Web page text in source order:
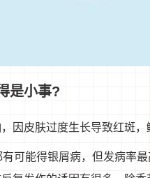
是小事?
因皮肤过度生长导致红斑，
可能得银屑病，但发病率最